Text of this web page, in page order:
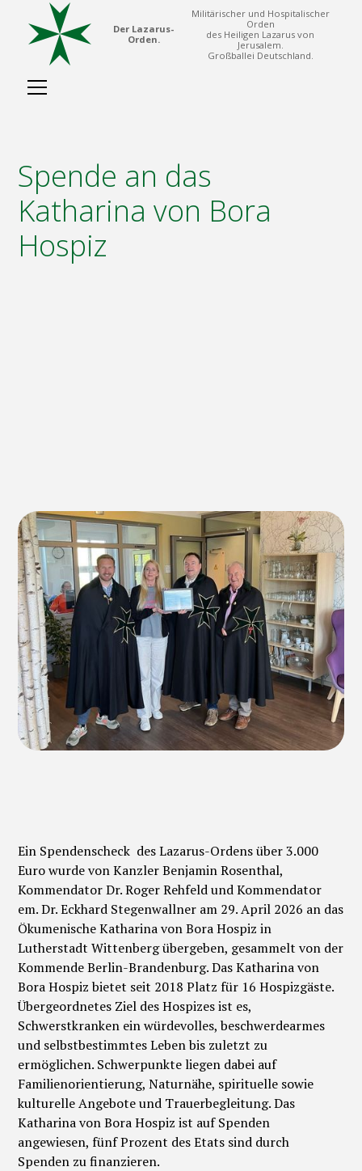
Der Lazarus-
Orden.
Militärischer und Hospitalischer
Orden
des Heiligen Lazarus von
Jerusalem.
Großballei Deutschland.
Spende an das
Katharina von Bora
Hospiz
Ein Spendenscheck des Lazarus-Ordens über 3.000
Euro wurde von Kanzler Benjamin Rosenthal,
Kommendator Dr. Roger Rehfeld und Kommendator
em. Dr. Eckhard Stegenwallner am 29. April 2026 an das
Ökumenische Katharina von Bora Hospiz in
Lutherstadt Wittenberg übergeben, gesammelt von der
Kommende Berlin-Brandenburg. Das Katharina von
Bora Hospiz bietet seit 2018 Platz für 16 Hospizgäste.
Übergeordnetes Ziel des Hospizes ist es,
Schwerstkranken ein würdevolles, beschwerdearmes
und selbstbestimmtes Leben bis zuletzt zu
ermöglichen. Schwerpunkte liegen dabei auf
Familienorientierung, Naturnähe, spirituelle sowie
kulturelle Angebote und Trauerbegleitung. Das
Katharina von Bora Hospiz ist auf Spenden
angewiesen, fünf Prozent des Etats sind durch
Spenden zu finanzieren.